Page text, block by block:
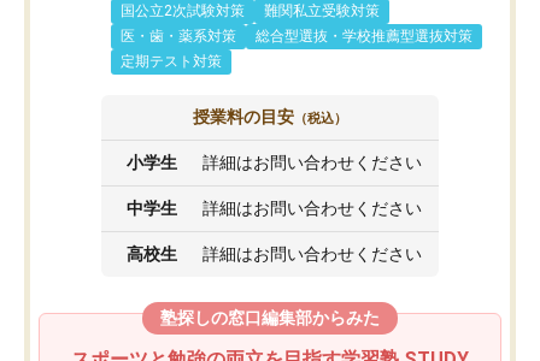
国公立2次試験対策
難関私立受験対策
医・歯・薬系対策
総合型選抜・学校推薦型選抜対策
定期テスト対策
授業料の目安 （税込）
小学生 詳細はお問い合わせください
中学生 詳細はお問い合わせください
高校生 詳細はお問い合わせください
塾探しの窓口編集部からみた